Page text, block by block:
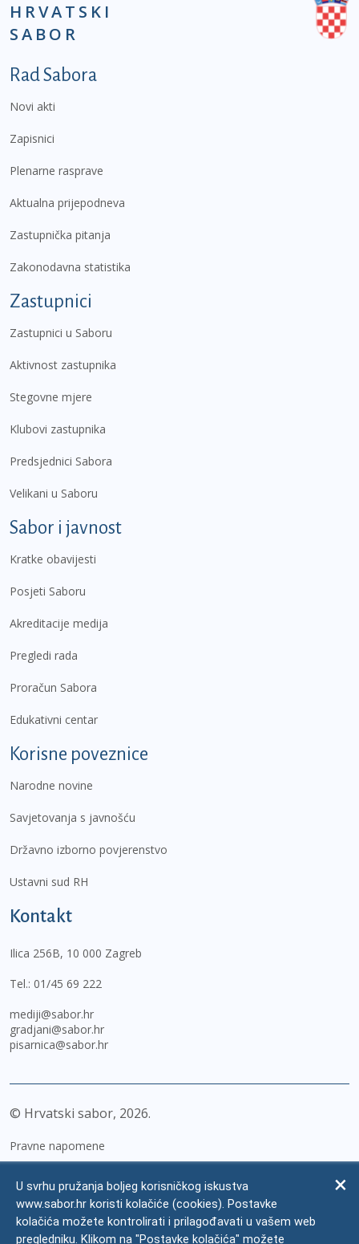
HRVATSKI
SABOR
Podnožje prvi izbornik
Rad Sabora
Novi akti
Zapisnici
Plenarne rasprave
Aktualna prijepodneva
Zastupnička pitanja
Zakonodavna statistika
Zastupnici
Zastupnici u Saboru
Aktivnost zastupnika
Stegovne mjere
Klubovi zastupnika
Predsjednici Sabora
Velikani u Saboru
Sabor i javnost
Kratke obavijesti
Posjeti Saboru
Akreditacije medija
Pregledi rada
Proračun Sabora
Edukativni centar
Korisne poveznice
Narodne novine
Savjetovanja s javnošću
Državno izborno povjerenstvo
Ustavni sud RH
Kontakt
Ilica 256B, 10 000 Zagreb
Tel.: 01/45 69 222
mediji@sabor.hr
gradjani@sabor.hr
pisarnica@sabor.hr
© Hrvatski sabor, 2026
Pravne napomene
Zaštita osobnih podataka
Impressum
U svrhu pružanja boljeg korisničkog iskustva
www.sabor.hr koristi kolačiće (cookies). Postavke
kolačića možete kontrolirati i prilagođavati u vašem web
pregledniku. Klikom na "Postavke kolačića" možete